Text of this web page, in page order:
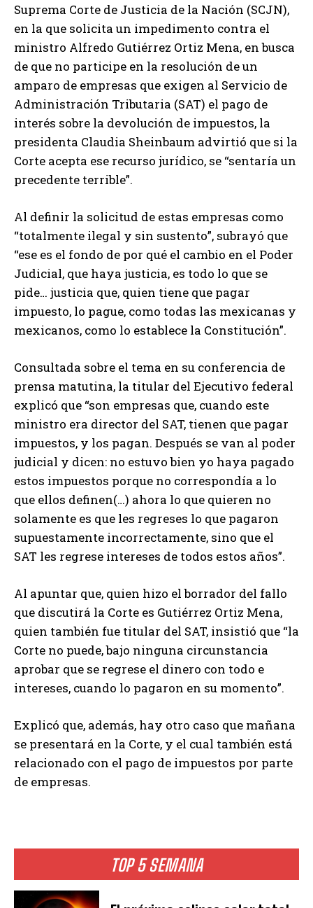
TOP 5 SEMANA
Suprema Corte de Justicia de la Nación (SCJN),
en la que solicita un impedimento contra el
ministro Alfredo Gutiérrez Ortiz Mena, en busca
de que no participe en la resolución de un
amparo de empresas que exigen al Servicio de
Administración Tributaria (SAT) el pago de
interés sobre la devolución de impuestos, la
presidenta Claudia Sheinbaum advirtió que si la
Corte acepta ese recurso jurídico, se “sentaría un
precedente terrible”.
Al definir la solicitud de estas empresas como
“totalmente ilegal y sin sustento”, subrayó que
“ese es el fondo de por qué el cambio en el Poder
Judicial, que haya justicia, es todo lo que se
pide… justicia que, quien tiene que pagar
impuesto, lo pague, como todas las mexicanas y
mexicanos, como lo establece la Constitución”.
Consultada sobre el tema en su conferencia de
prensa matutina, la titular del Ejecutivo federal
explicó que “son empresas que, cuando este
ministro era director del SAT, tienen que pagar
impuestos, y los pagan. Después se van al poder
judicial y dicen: no estuvo bien yo haya pagado
estos impuestos porque no correspondía a lo
que ellos definen(…) ahora lo que quieren no
solamente es que les regreses lo que pagaron
supuestamente incorrectamente, sino que el
SAT les regrese intereses de todos estos años”.
Al apuntar que, quien hizo el borrador del fallo
que discutirá la Corte es Gutiérrez Ortiz Mena,
quien también fue titular del SAT, insistió que “la
Corte no puede, bajo ninguna circunstancia
aprobar que se regrese el dinero con todo e
intereses, cuando lo pagaron en su momento”.
Explicó que, además, hay otro caso que mañana
se presentará en la Corte, y el cual también está
relacionado con el pago de impuestos por parte
de empresas.